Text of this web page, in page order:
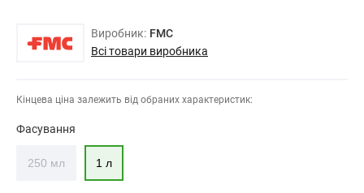
Виробник: FMC
Всі товари виробника
Кінцева ціна залежить від обраних характеристик:
Фасування
250 мл 1 л